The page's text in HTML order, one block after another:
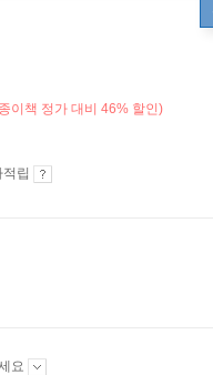
이책 정가 대비 46% 할인)
립
요